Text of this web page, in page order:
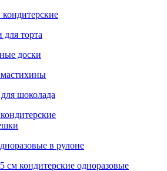
для торта
доски
шоколада
в рулоне
см кондитерские одноразовые